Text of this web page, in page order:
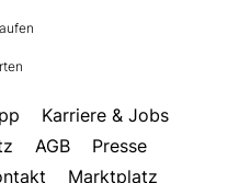
Karriere & Jobs
AGB
Presse
Marktplatz